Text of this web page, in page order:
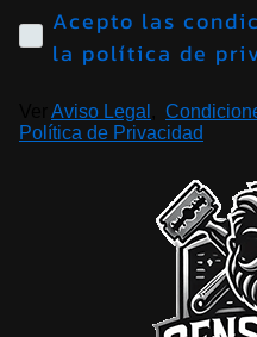
Acepto las condiciones
la política de
Aviso Legal
Política de Privacidad